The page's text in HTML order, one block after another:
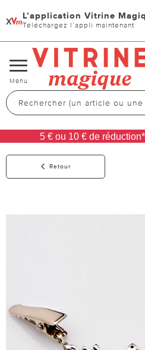
x L’application Vitrine
Téléchargez l’appli maintenant
Changer
de
navigation
Menu
5 € ou 10 € de
Retour